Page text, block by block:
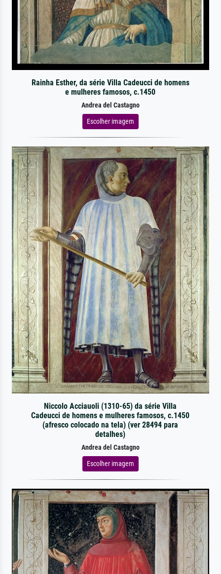
Rainha Esther, da série Villa Cadeucci de homens
e mulheres famosos, c.1450
Andrea del Castagno
Escolher imagem
Niccolo Acciauoli (1310-65) da série Villa
Cadeucci de homens e mulheres famosos, c.1450
(afresco colocado na tela) (ver 28494 para
detalhes)
Andrea del Castagno
Escolher imagem